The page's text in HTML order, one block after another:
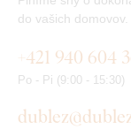
do vašich
+421 940 604
Po - Pi (9:00 - 15:30)